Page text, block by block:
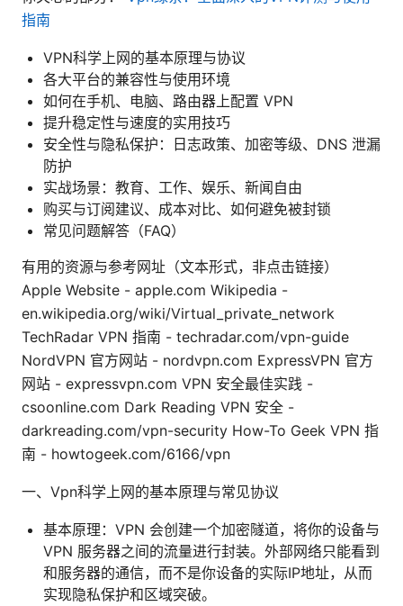
指南
VPN科学上网的基本原理与协议
各大平台的兼容性与使用环境
如何在手机、电脑、路由器上配置 VPN
提升稳定性与速度的实用技巧
安全性与隐私保护：日志政策、加密等级、DNS 泄漏
防护
实战场景：教育、工作、娱乐、新闻自由
购买与订阅建议、成本对比、如何避免被封锁
常见问题解答（FAQ）
有用的资源与参考网址（文本形式，非点击链接）
Apple Website - apple.com Wikipedia -
en.wikipedia.org/wiki/Virtual_private_network
TechRadar VPN 指南 - techradar.com/vpn-guide
NordVPN 官方网站 - nordvpn.com ExpressVPN 官方
网站 - expressvpn.com VPN 安全最佳实践 -
csoonline.com Dark Reading VPN 安全 -
darkreading.com/vpn-security How-To Geek VPN 指
南 - howtogeek.com/6166/vpn
一、Vpn科学上网的基本原理与常见协议
基本原理：VPN 会创建一个加密隧道，将你的设备与
VPN 服务器之间的流量进行封装。外部网络只能看到
和服务器的通信，而不是你设备的实际IP地址，从而
实现隐私保护和区域突破。